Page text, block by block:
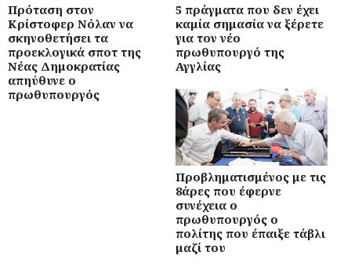
Πρόταση στον
Κρίστοφερ Νόλαν να
σκηνοθετήσει τα
προεκλογικά σποτ της
Νέας Δημοκρατίας
απηύθυνε ο
πρωθυπουργός
5 πράγματα που δεν έχει
καμία σημασία να ξέρετε
για τον νέο
πρωθυπουργό της
Αγγλίας
Προβληματισμένος με τις
8άρες που έφερνε
συνέχεια ο
πρωθυπουργός ο
πολίτης που έπαιξε τάβλι
μαζί του